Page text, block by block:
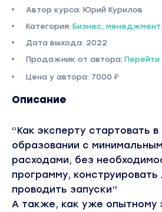
Автор курса: Юрий Курилов
Категория: Бизнес,
Дата выхода: 2022
Продажник от автора: Перейти
Цена у автора: 7000 ₽
Описание
“Как эксперту стартовать
образовании с
расходами, без
программу, конструировать
проводить запуски”
А также, как уже опытному